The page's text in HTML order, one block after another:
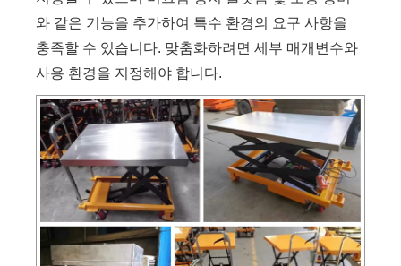
와 같은 기능을 추가하여 특수 환경의 요구 사항을
충족할 수 있습니다. 맞춤화하려면 세부 매개변수와
사용 환경을 지정해야 합니다.